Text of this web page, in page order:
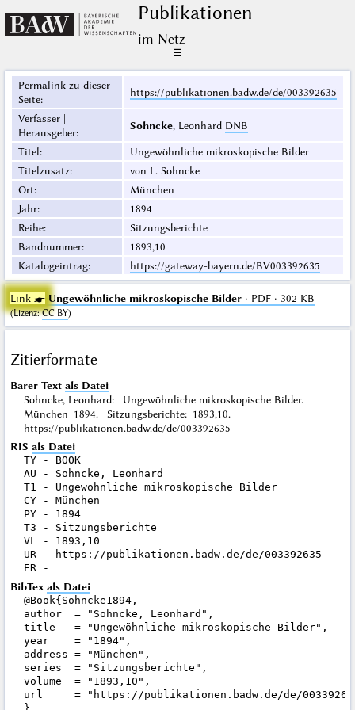
Publikationen
im Netz
☰
Permalink zu dieser
Seite:
https://publikationen.badw.de/de/003392635
Verfasser |
Herausgeber:
Sohncke, Leonhard DNB
Titel:
Ungewöhnliche mikroskopische Bilder
Titelzusatz:
von L. Sohncke
Ort:
München
Jahr:
1894
Reihe:
Sitzungsberichte
Bandnummer:
1893,10
Katalogeintrag: https://gateway-bayern.de/BV003392635
Link ☛ Ungewöhnliche mikroskopische Bilder· PDF · 302 KB
(Lizenz:CC BY)
Zitierformate
Barer Text als Datei
Sohncke, Leonhard: Ungewöhnliche mikroskopische Bilder.
München 1894. Sitzungsberichte: 1893,10.
https://publikationen.badw.de/de/003392635
RIS als Datei
TY - BOOK
AU - Sohncke, Leonhard
T1 - Ungewöhnliche mikroskopische Bilder
CY - München
PY - 1894
T3 - Sitzungsberichte
VL - 1893,10
UR - https://publikationen.badw.de/de/003392635
BibTex als Datei
@Book{Sohncke1894,
author  = "Sohncke, Leonhard",
title   = "Ungewöhnliche mikroskopische Bilder",
year    = "1894",
address = "München",
series  = "Sitzungsberichte",
volume  = "1893,10",
url     = "https://publikationen.badw.de/de/